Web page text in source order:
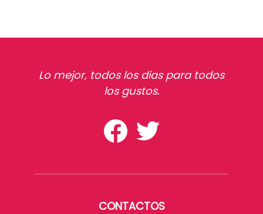
Lo mejor, todos los dias para todos
los gustos.
CONTACTOS